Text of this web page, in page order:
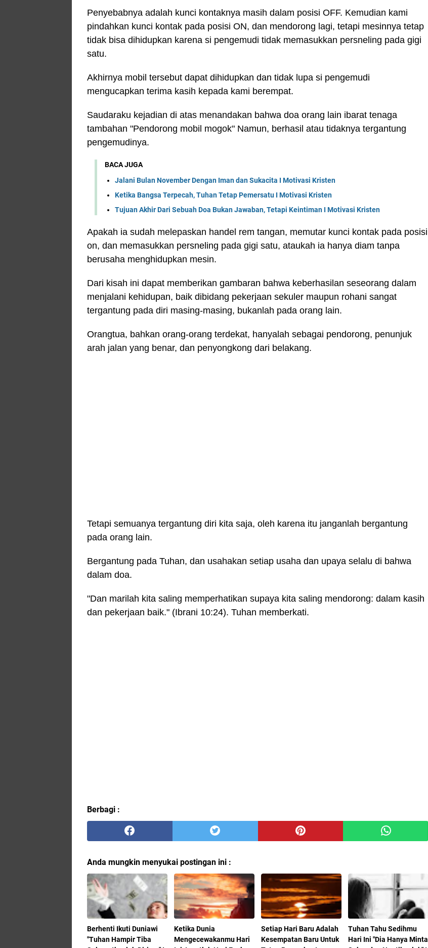
Penyebabnya adalah kunci kontaknya masih dalam posisi OFF. Kemudian kami
pindahkan kunci kontak pada posisi ON, dan mendorong lagi, tetapi mesinnya tetap
tidak bisa dihidupkan karena si pengemudi tidak memasukkan persneling pada gigi
satu.
Akhirnya mobil tersebut dapat dihidupkan dan tidak lupa si pengemudi
mengucapkan terima kasih kepada kami berempat.
Saudaraku kejadian di atas menandakan bahwa doa orang lain ibarat tenaga
tambahan "Pendorong mobil mogok" Namun, berhasil atau tidaknya tergantung
pengemudinya.
BACA JUGA
Jalani Bulan November Dengan Iman dan Sukacita I Motivasi Kristen
Ketika Bangsa Terpecah, Tuhan Tetap Pemersatu I Motivasi Kristen
Tujuan Akhir Dari Sebuah Doa Bukan Jawaban, Tetapi Keintiman I Motivasi Kristen
Apakah ia sudah melepaskan handel rem tangan, memutar kunci kontak pada posisi
on, dan memasukkan persneling pada gigi satu, ataukah ia hanya diam tanpa
berusaha menghidupkan mesin.
Dari kisah ini dapat memberikan gambaran bahwa keberhasilan seseorang dalam
menjalani kehidupan, baik dibidang pekerjaan sekuler maupun rohani sangat
tergantung pada diri masing-masing, bukanlah pada orang lain.
Orangtua, bahkan orang-orang terdekat, hanyalah sebagai pendorong, penunjuk
arah jalan yang benar, dan penyongkong dari belakang.
Tetapi semuanya tergantung diri kita saja, oleh karena itu janganlah bergantung
pada orang lain.
Bergantung pada Tuhan, dan usahakan setiap usaha dan upaya selalu di bahwa
dalam doa.
"Dan marilah kita saling memperhatikan supaya kita saling mendorong: dalam kasih
dan pekerjaan baik." (Ibrani 10:24). Tuhan memberkati.
Berbagi :
Anda mungkin menyukai postingan ini :
Berhenti Ikuti Duniawi
"Tuhan Hampir Tiba
Ketika Dunia
Mengecewakanmu Hari
Setiap Hari Baru Adalah
Kesempatan Baru Untuk
Tuhan Tahu Sedihmu
Hari Ini "Dia Hanya Minta